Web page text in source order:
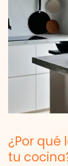
¿Por qué
tu